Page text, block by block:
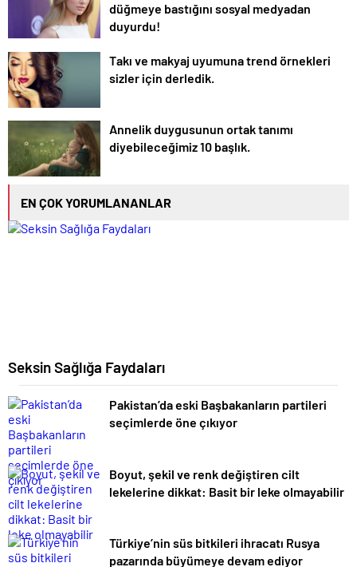
düğmeye bastığını sosyal medyadan
duyurdu!
Takı ve makyaj uyumuna trend örnekleri
sizler için derledik.
Annelik duygusunun ortak tanımı
diyebileceğimiz 10 başlık.
EN ÇOK YORUMLANANLAR
Seksin Sağlığa Faydaları
Pakistan’da eski Başbakanların partileri
seçimlerde öne çıkıyor
Boyut, şekil ve renk değiştiren cilt
lekelerine dikkat: Basit bir leke olmayabilir
Türkiye’nin süs bitkileri ihracatı Rusya
pazarında büyümeye devam ediyor